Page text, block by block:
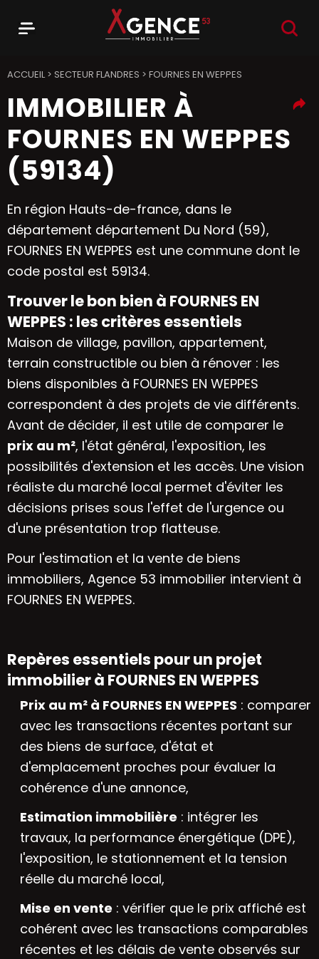
ACCUEIL> SECTEUR FLANDRES > FOURNES EN WEPPES
IMMOBILIER À
FOURNES EN WEPPES
(59134)
En région Hauts-de-france, dans le
département département Du Nord (59),
FOURNES EN WEPPES est une commune dont le
code postal est 59134.
Trouver le bon bien à FOURNES EN
WEPPES : les critères essentiels
Maison de village, pavillon, appartement,
terrain constructible ou bien à rénover : les
biens disponibles à FOURNES EN WEPPES
correspondent à des projets de vie différents.
Avant de décider, il est utile de comparer le
prix au m², l'état général, l'exposition, les
possibilités d'extension et les accès. Une vision
réaliste du marché local permet d'éviter les
décisions prises sous l'effet de l'urgence ou
d'une présentation trop flatteuse.
Pour l'estimation et la vente de biens
immobiliers, Agence 53 immobilier intervient à
FOURNES EN WEPPES.
Repères essentiels pour un projet
immobilier à FOURNES EN WEPPES
Prix au m² à FOURNES EN WEPPES : comparer
avec les transactions récentes portant sur
des biens de surface, d'état et
d'emplacement proches pour évaluer la
cohérence d'une annonce,
Estimation immobilière : intégrer les
travaux, la performance énergétique (DPE),
l'exposition, le stationnement et la tension
réelle du marché local,
Mise en vente : vérifier que le prix affiché est
cohérent avec les transactions comparables
récentes et les délais de vente observés sur